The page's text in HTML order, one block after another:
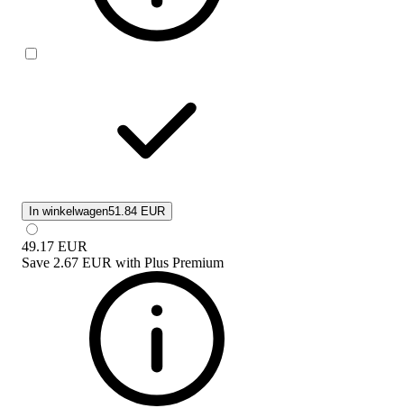
In winkelwagen51.84 EUR
49.17 EUR
Save 2.67 EUR with Plus Premium